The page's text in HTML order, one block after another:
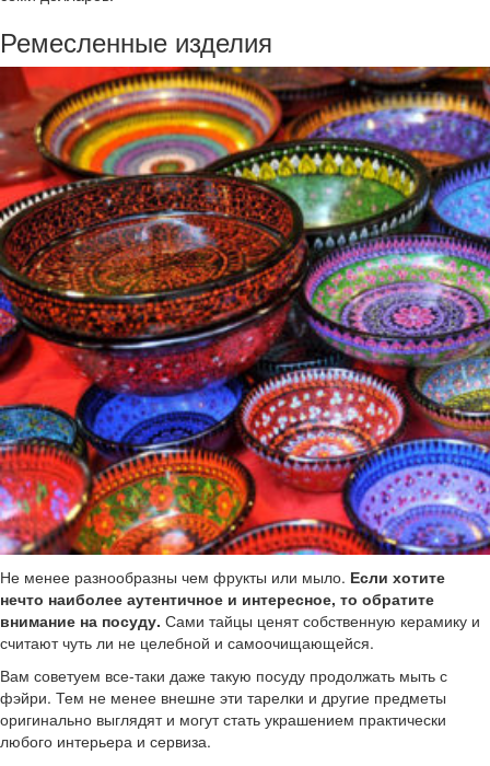
Ремесленные изделия
Не менее разнообразны чем фрукты или мыло. Если хотите
нечто наиболее аутентичное и интересное, то обратите
внимание на посуду. Сами тайцы ценят собственную керамику и
считают чуть ли не целебной и самоочищающейся.
Вам советуем все-таки даже такую посуду продолжать мыть с
фэйри. Тем не менее внешне эти тарелки и другие предметы
оригинально выглядят и могут стать украшением практически
любого интерьера и сервиза.